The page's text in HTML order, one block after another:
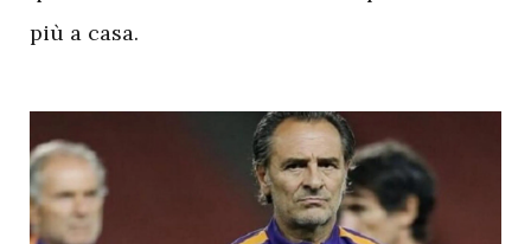
più a casa.